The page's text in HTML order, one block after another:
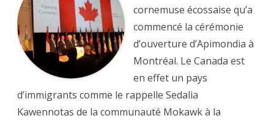
cornemuse écossaise qu’a
commencé la cérémonie
d’ouverture d’Apimondia à
Montréal. Le Canada est
en effet un pays
d’immigrants comme le rappelle Sedalia
Kawennotas de la communauté Mokawk à la